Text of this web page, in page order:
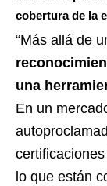
cobertura de la
“Más allá de
una
En un
lo que están